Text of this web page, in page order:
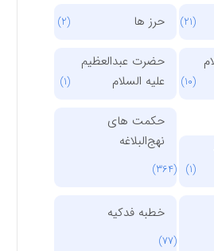
حرز ها
حضرت عبدالعظیم
علیه السلام
حکمت های
نهج‌البلاغه
(364)
خطبه فدکیه